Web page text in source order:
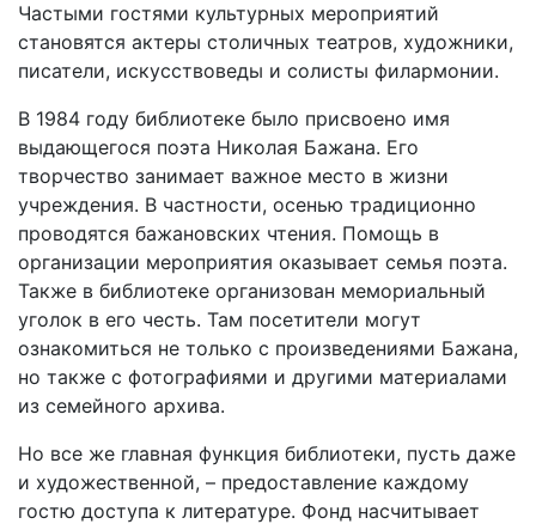
Частыми гостями культурных мероприятий
становятся актеры столичных театров, художники,
писатели, искусствоведы и солисты филармонии.
В 1984 году библиотеке было присвоено имя
выдающегося поэта Николая Бажана. Его
творчество занимает важное место в жизни
учреждения. В частности, осенью традиционно
проводятся бажановских чтения. Помощь в
организации мероприятия оказывает семья поэта.
Также в библиотеке организован мемориальный
уголок в его честь. Там посетители могут
ознакомиться не только с произведениями Бажана,
но также с фотографиями и другими материалами
из семейного архива.
Но все же главная функция библиотеки, пусть даже
и художественной, – предоставление каждому
гостю доступа к литературе. Фонд насчитывает